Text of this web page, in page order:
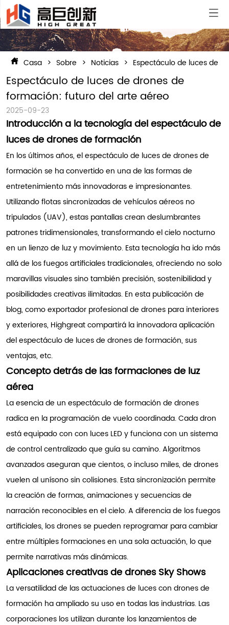
Casa > Sobre > Noticias > Espectáculo de luces de
Espectáculo de luces de drones de
formación: futuro del arte aéreo
2025-09-23
Introducción a la tecnología del espectáculo de
luces de drones de formación
En los últimos años, el espectáculo de luces de drones de
formación se ha convertido en una de las formas de
entretenimiento más innovadoras e impresionantes.
Utilizando flotas sincronizadas de vehículos aéreos no
tripulados (UAV), estas pantallas crean deslumbrantes
patrones tridimensionales, transformando el cielo nocturno
en un lienzo de luz y movimiento. Esta tecnología ha ido más
allá de los fuegos artificiales tradicionales, ofreciendo no solo
maravillas visuales sino también precisión, sostenibilidad y
posibilidades creativas ilimitadas. En esta publicación de
blog, como exportador profesional de drones para interiores
y exteriores, Highgreat compartirá la innovadora aplicación
del espectáculo de luces de drones de formación, sus
ventajas, etc.
Concepto detrás de las formaciones de luz
aérea
La esencia de un espectáculo de formación de drones
radica en la programación de vuelo coordinada. Cada dron
está equipado con con luces LED y funciona con un sistema
de control centralizado que guía su camino. Algoritmos
avanzados aseguran que cientos, o incluso miles, de drones
vuelen al unísono sin colisiones. Esta sincronización permite
la creación de formas, animaciones y secuencias de
narración reconocibles en el cielo. A diferencia de los fuegos
artificiales, los drones se pueden reprogramar para cambiar
entre múltiples formaciones en una sola actuación, lo que
permite narrativas más dinámicas.
Aplicaciones creativas de drones Sky Shows
La versatilidad de las actuaciones de luces con drones de
formación ha ampliado su uso en todas las industrias. Las
corporaciones los utilizan durante los lanzamientos de